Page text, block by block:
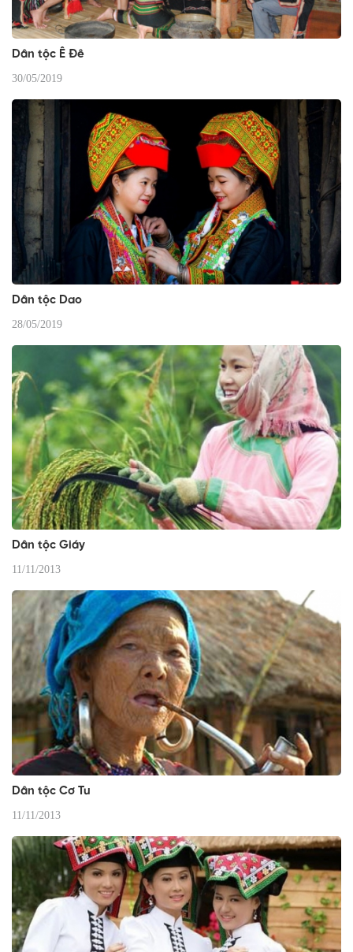
Dân tộc Ê Đê
30/05/2019
Dân tộc Dao
28/05/2019
Dân tộc Giáy
11/11/2013
Dân tộc Cơ Tu
11/11/2013